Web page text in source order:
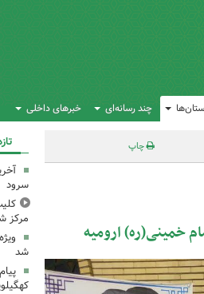
چند رسانه‌ای خبرهای داخلی
چاپ
خمینی(ره) ارومیه
سرود
مرکز شماره
شد